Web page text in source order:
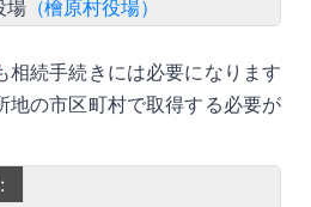
場（檜原村役場）
相続手続きには必要になります
地の市区町村で取得する必要が